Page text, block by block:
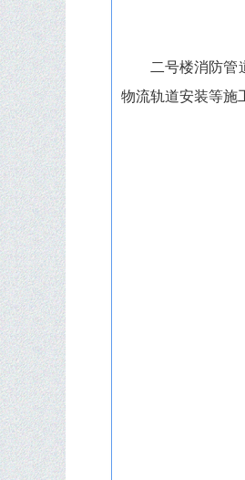
二号楼消防管
物流轨道安装等施